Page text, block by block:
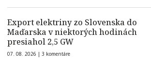
Export elektriny zo Slovenska do
Maďarska v niektorých hodinách
presiahol 2,5 GW
07. 08. 2026 | 3 komentáre